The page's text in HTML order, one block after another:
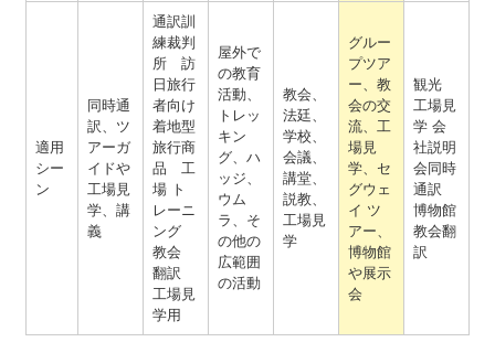
適用
シー
ン
同時通
訳、ツ
アーガ
イドや
工場見
学、講
義
通訳訓
練裁判
所 訪
日旅行
者向け
着地型
旅行商
品 工
場 ト
レーニ
ング
教会
翻訳
工場見
学用
屋外で
の教育
活動、
トレッ
キン
グ、ハ
ッジ、
ウム
ラ、そ
の他の
広範囲
の活動
教会、
法廷、
学校、
会議、
講堂、
説教、
工場見
学
グルー
プツア
ー、教
会の交
流、工
場見
学、セ
グウェ
イ ツ
アー、
博物館
や展示
会
観光
工場見
学 会
社説明
会同時
通訳
博物館
教会翻
訳